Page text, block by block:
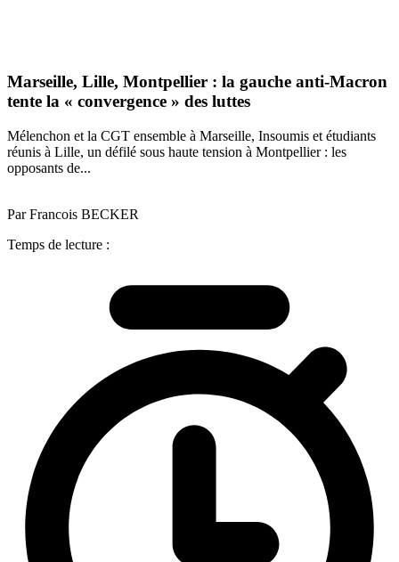
Marseille, Lille, Montpellier : la gauche anti-Macron
tente la « convergence » des luttes
Mélenchon et la CGT ensemble à Marseille, Insoumis et étudiants
réunis à Lille, un défilé sous haute tension à Montpellier : les
opposants de...
Par Francois BECKER
Temps de lecture :